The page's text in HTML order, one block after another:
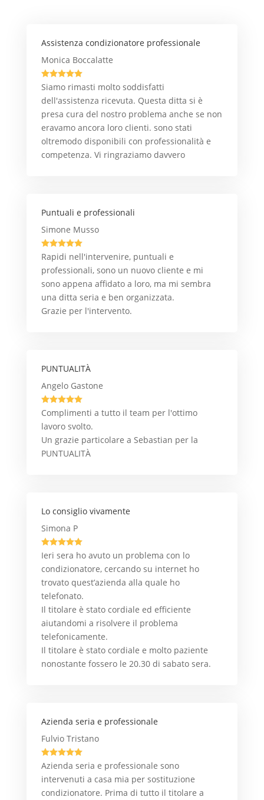
Assistenza condizionatore professionale
Monica Boccalatte

Siamo rimasti molto soddisfatti
dell'assistenza ricevuta. Questa ditta si è
presa cura del nostro problema anche se non
eravamo ancora loro clienti. sono stati
oltremodo disponibili con professionalità e
competenza. Vi ringraziamo davvero
Puntuali e professionali
Simone Musso

Rapidi nell'intervenire, puntuali e
professionali, sono un nuovo cliente e mi
sono appena affidato a loro, ma mi sembra
una ditta seria e ben organizzata.
Grazie per l'intervento.
PUNTUALITÀ
Angelo Gastone

Complimenti a tutto il team per l'ottimo
lavoro svolto.
Un grazie particolare a Sebastian per la
PUNTUALITÀ
Lo consiglio vivamente
Simona P

Ieri sera ho avuto un problema con lo
condizionatore, cercando su internet ho
trovato quest’azienda alla quale ho
telefonato.
Il titolare è stato cordiale ed efficiente
aiutandomi a risolvere il problema
telefonicamente.
Il titolare è stato cordiale e molto paziente
nonostante fossero le 20.30 di sabato sera.
Azienda seria e professionale
Fulvio Tristano

Azienda seria e professionale sono
intervenuti a casa mia per sostituzione
condizionatore. Prima di tutto il titolare a